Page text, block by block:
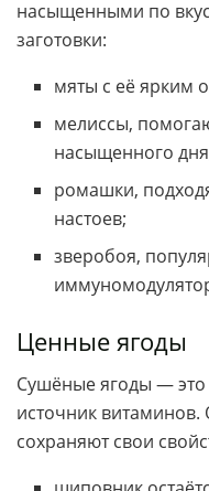
насыщенными по
заготовки:
мяты с её ярким
мелиссы,
насыщенного
ромашки,
настоев;
зверобоя,
Ценные ягоды
Сушёные ягоды —
источник витаминов.
сохраняют свои